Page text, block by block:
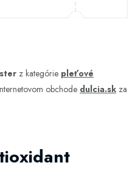
z kategórie pleťové
obchode dulcia.sk za